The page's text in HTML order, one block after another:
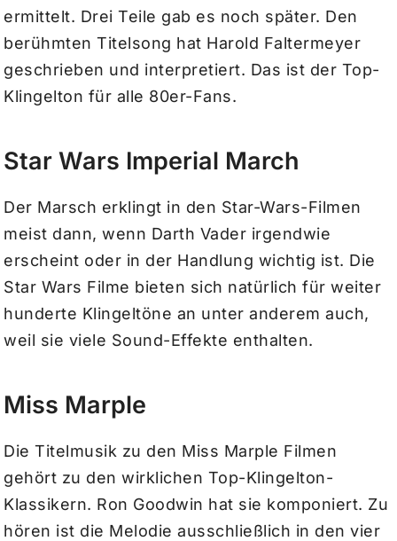
ermittelt. Drei Teile gab es noch später. Den
berühmten Titelsong hat Harold Faltermeyer
geschrieben und interpretiert. Das ist der Top-
Klingelton für alle 80er-Fans.
Star Wars Imperial March
Der Marsch erklingt in den Star-Wars-Filmen
meist dann, wenn Darth Vader irgendwie
erscheint oder in der Handlung wichtig ist. Die
Star Wars Filme bieten sich natürlich für weiter
hunderte Klingeltöne an unter anderem auch,
weil sie viele Sound-Effekte enthalten.
Miss Marple
Die Titelmusik zu den Miss Marple Filmen
gehört zu den wirklichen Top-Klingelton-
Klassikern. Ron Goodwin hat sie komponiert. Zu
hören ist die Melodie ausschließlich in den vier